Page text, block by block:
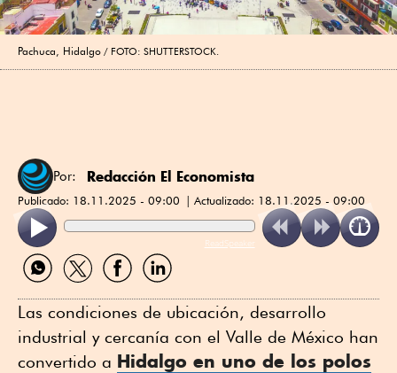
Pachuca, Hidalgo FOTO: SHUTTERSTOCK.
Por: Redacción El Economista
Publicado: 18.11.2025 - 09:00 Actualizado: 18.11.2025 - 09:00
ReadSpeaker
Compartir
por
Compartir
por
Compartir
por
Compartir
por
Las condiciones de ubicación, desarrollo
industrial y cercanía con el Valle de México han
convertido a Hidalgo en uno de los polos